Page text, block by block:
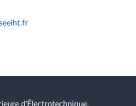
d'Électrotechnique,